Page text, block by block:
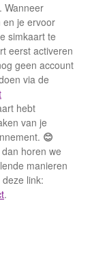
Wanneer
en je ervoor
simkaart te
eerst activeren
geen account
via de
hebt
van je
😊
horen we
manieren
link:
.